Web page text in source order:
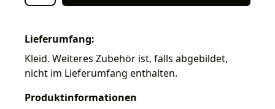
Lieferumfang:
Kleid. Weiteres Zubehör ist, falls abgebildet,
nicht im Lieferumfang enthalten.
Produktinformationen